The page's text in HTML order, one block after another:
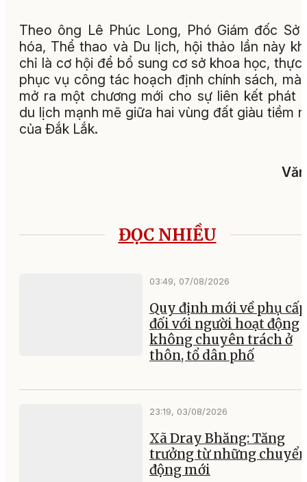
Theo ông Lê Phúc Long, Phó Giám đốc Sở
hóa, Thể thao và Du lịch, hội thảo lần này
chỉ là cơ hội để bổ sung cơ sở khoa học, thực
phục vụ công tác hoạch định chính sách, mà
mở ra một chương mới cho sự liên kết phát
du lịch mạnh mẽ giữa hai vùng đất giàu tiềm
của Đắk Lắk.
ĐỌC NHIỀU
03:49, 07/08/2026
Quy định mới về phụ cấp
đối với người hoạt động
không chuyên trách ở
thôn, tổ dân phố
23:19, 03/08/2026
Xã Dray Bhăng: Tăng
trưởng từ những chuyển
động mới